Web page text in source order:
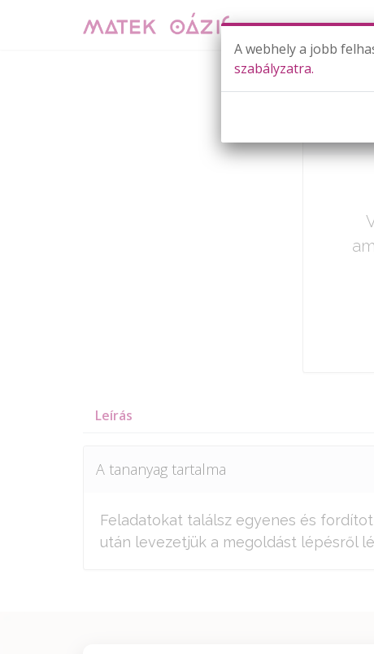
Leírás
A tananyag tartalma
Feladatokat találsz egyenes és
után levezetjük a megoldást lépésről
A webhely a jobb
szabályzatra.